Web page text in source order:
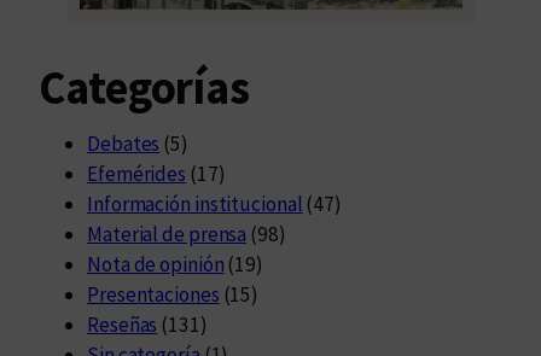
Categorías
Debates (5)
Efemérides (17)
Información institucional (47)
Material de prensa (98)
Nota de opinión (19)
Presentaciones (15)
Reseñas (131)